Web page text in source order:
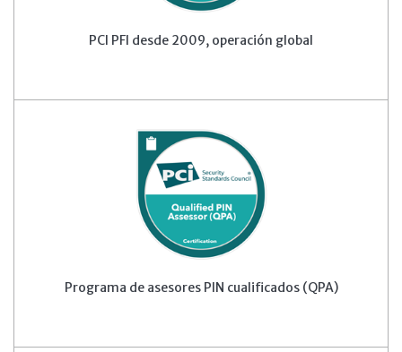
PCI PFI desde 2009, operación global
Programa de asesores PIN cualificados (QPA)